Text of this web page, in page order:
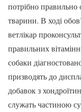
потрібно правильно
тварини. В ході
ветлікар
правильних
собаки
призводять до
добавок з
служать частиною